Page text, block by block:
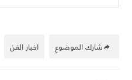
اخبار الفن شارك الموضوع